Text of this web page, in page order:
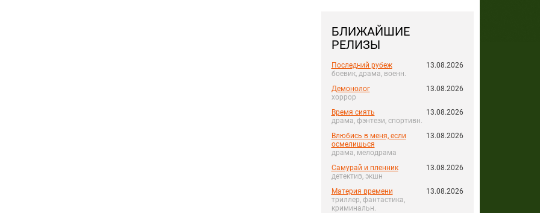
БЛИЖАЙШИЕ
РЕЛИЗЫ
Последний рубеж
боевик, драма, военн.
13.08.2026
Демонолог
хоррор
13.08.2026
Время сиять
драма, фэнтези, спортивн.
13.08.2026
Влюбись в меня, если
осмелишься
драма, мелодрама
13.08.2026
Самурай и пленник
детектив, экшн
13.08.2026
Материя времени
триллер, фантастика,
криминальн.
13.08.2026